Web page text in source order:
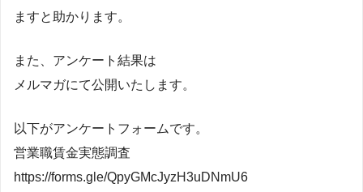
ますと助かります。
また、アンケート結果は
メルマガにて公開いたします。
以下がアンケートフォームです。
営業職賃金実態調査
https://forms.gle/QpyGMcJyzH3uDNmU6